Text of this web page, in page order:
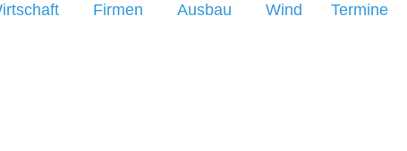
Firmen Ausbau Wind Termine